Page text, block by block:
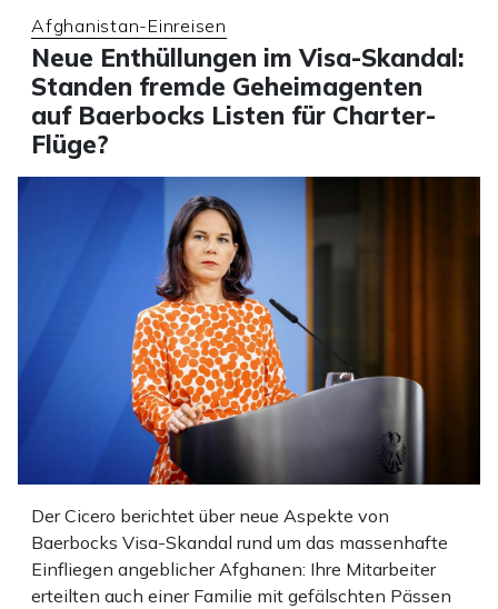
Afghanistan-Einreisen
Neue Enthüllungen im Visa-Skandal:
Standen fremde Geheimagenten
auf Baerbocks Listen für Charter-
Flüge?
Der Cicero berichtet über neue Aspekte von
Baerbocks Visa-Skandal rund um das massenhafte
Einfliegen angeblicher Afghanen: Ihre Mitarbeiter
erteilten auch einer Familie mit gefälschten Pässen